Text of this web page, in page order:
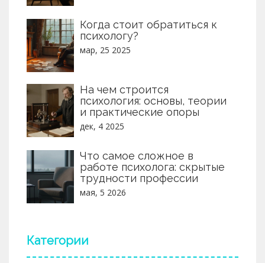
Когда стоит обратиться к
психологу?
мар, 25 2025
На чем строится
психология: основы, теории
и практические опоры
дек, 4 2025
Что самое сложное в
работе психолога: скрытые
трудности профессии
мая, 5 2026
Категории